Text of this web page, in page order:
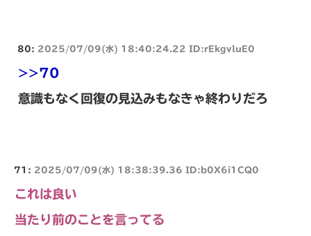
80: 2025/07/09(水) 18:40:24.22 ID:rEkgvluE0
>>70
意識もなく回復の見込みもなきゃ終わりだろ
71: 2025/07/09(水) 18:38:39.36 ID:b0X6i1CQ0
これは良い
当たり前のことを言ってる